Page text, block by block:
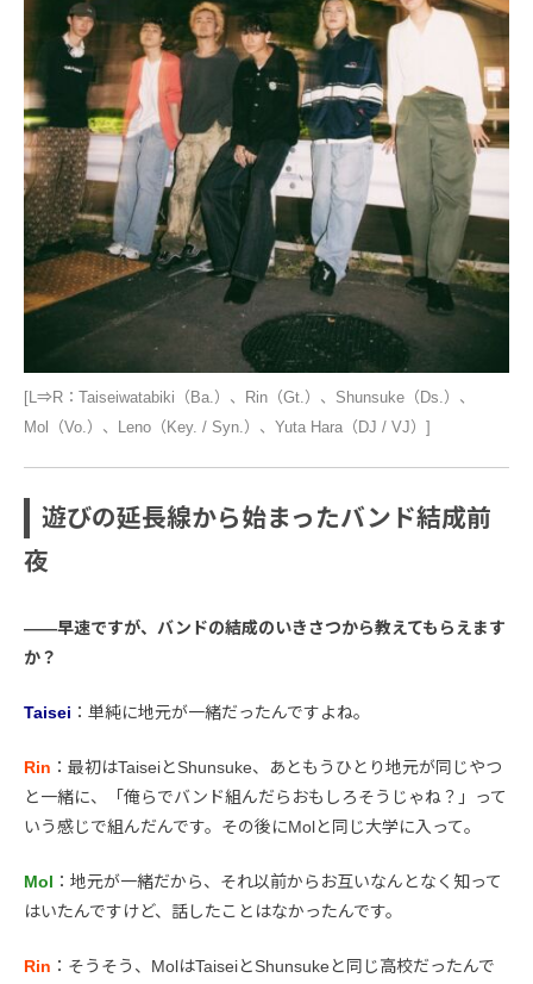
[L⇒R：Taiseiwatabiki（Ba.）、Rin（Gt.）、Shunsuke（Ds.）、
Mol（Vo.）、Leno（Key. / Syn.）、Yuta Hara（DJ / VJ）]
遊びの延長線から始まったバンド結成前
夜
――早速ですが、バンドの結成のいきさつから教えてもらえます
か？
Taisei ：単純に地元が一緒だったんですよね。
Rin ：最初はTaiseiとShunsuke、あともうひとり地元が同じやつ
と一緒に、「俺らでバンド組んだらおもしろそうじゃね？」って
いう感じで組んだんです。その後にMolと同じ大学に入って。
Mol ：地元が一緒だから、それ以前からお互いなんとなく知って
はいたんですけど、話したことはなかったんです。
Rin ：そうそう、MolはTaiseiとShunsukeと同じ高校だったんで